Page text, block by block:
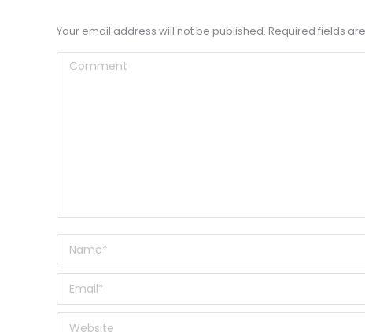
Your email address will not be published. Required fields
Comment
Name *
Email *
Website